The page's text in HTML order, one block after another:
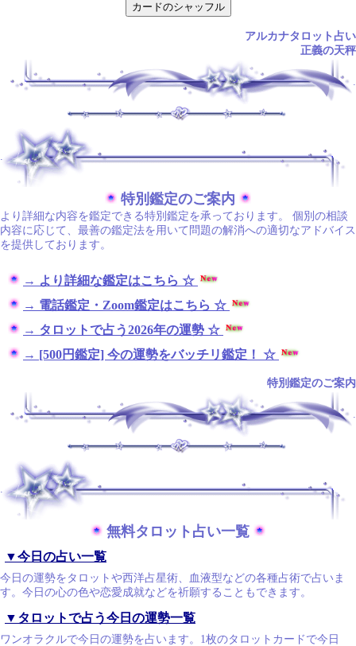
アルカナタロット占い
正義の天秤
特別鑑定のご案内
より詳細な内容を鑑定できる特別鑑定を承っております。 個別の相談
内容に応じて、最善の鑑定法を用いて問題の解消への適切なアドバイス
を提供しております。
→ より詳細な鑑定はこちら ☆
→ 電話鑑定・Zoom鑑定はこちら ☆
→ タロットで占う2026年の運勢 ☆
→ [500円鑑定] 今の運勢をバッチリ鑑定！ ☆
特別鑑定のご案内
無料タロット占い一覧
▼今日の占い一覧
今日の運勢をタロットや西洋占星術、血液型などの各種占術で占いま
す。今日の心の色や恋愛成就などを祈願することもできます。
▼タロットで占う今日の運勢一覧
ワンオラクルで今日の運勢を占います。1枚のタロットカードで今日